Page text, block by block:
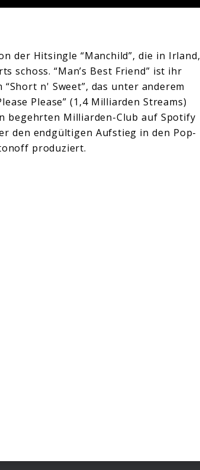
der Hitsingle “Manchild”, die in Irland,
schoss. “Man’s Best Friend” ist ihr
n' Sweet”, das unter anderem
Please” (1,4 Milliarden Streams)
begehrten Milliarden-Club auf Spotify
den endgültigen Aufstieg in den Pop-
produziert.